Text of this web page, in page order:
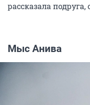
рассказала
Мыс Анива